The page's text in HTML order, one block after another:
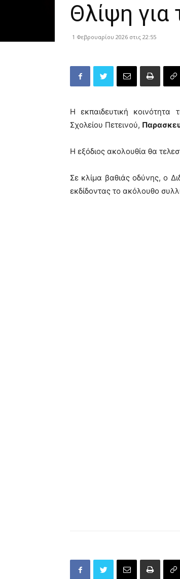
Θλίψη
1 Φεβρουαρίου 2026 στις 22:55
Η εκπαιδευτική
Σχολείου Πετεινού,
Η εξόδιος ακολουθία θα
Σε κλίμα βαθιάς οδύνης, ο
εκδίδοντας το ακόλουθο